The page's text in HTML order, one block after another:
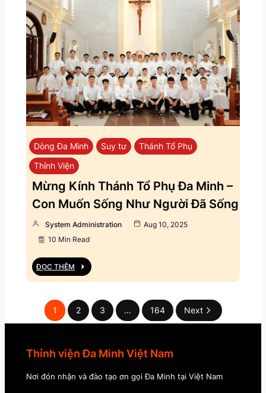
Dòng Đa Minh Suy tư
Thánh Tổ Phụ
Thỉnh Viện
Mừng Kính Thánh Tổ Phụ Đa Minh –
Con Muốn Sống Như Người Đã Sống
System Administration
Aug 10, 2025
10 Min Read
ĐỌC THÊM
1 2 3 … 164 Next
Thỉnh viện Đa Minh Việt Nam
Nơi đón nhận và đào tạo ơn gọi Đa Minh tại Việt Nam